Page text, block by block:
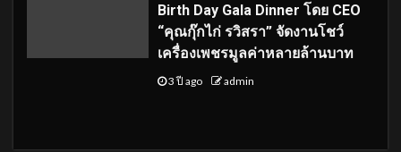
Birth Day Gala Dinner โดย CEO
“คุณกุ๊กไก่ รวิสรา” จัดงานโชว์
เครื่องเพชรมูลค่าหลายล้านบาท
3 ปี ago admin